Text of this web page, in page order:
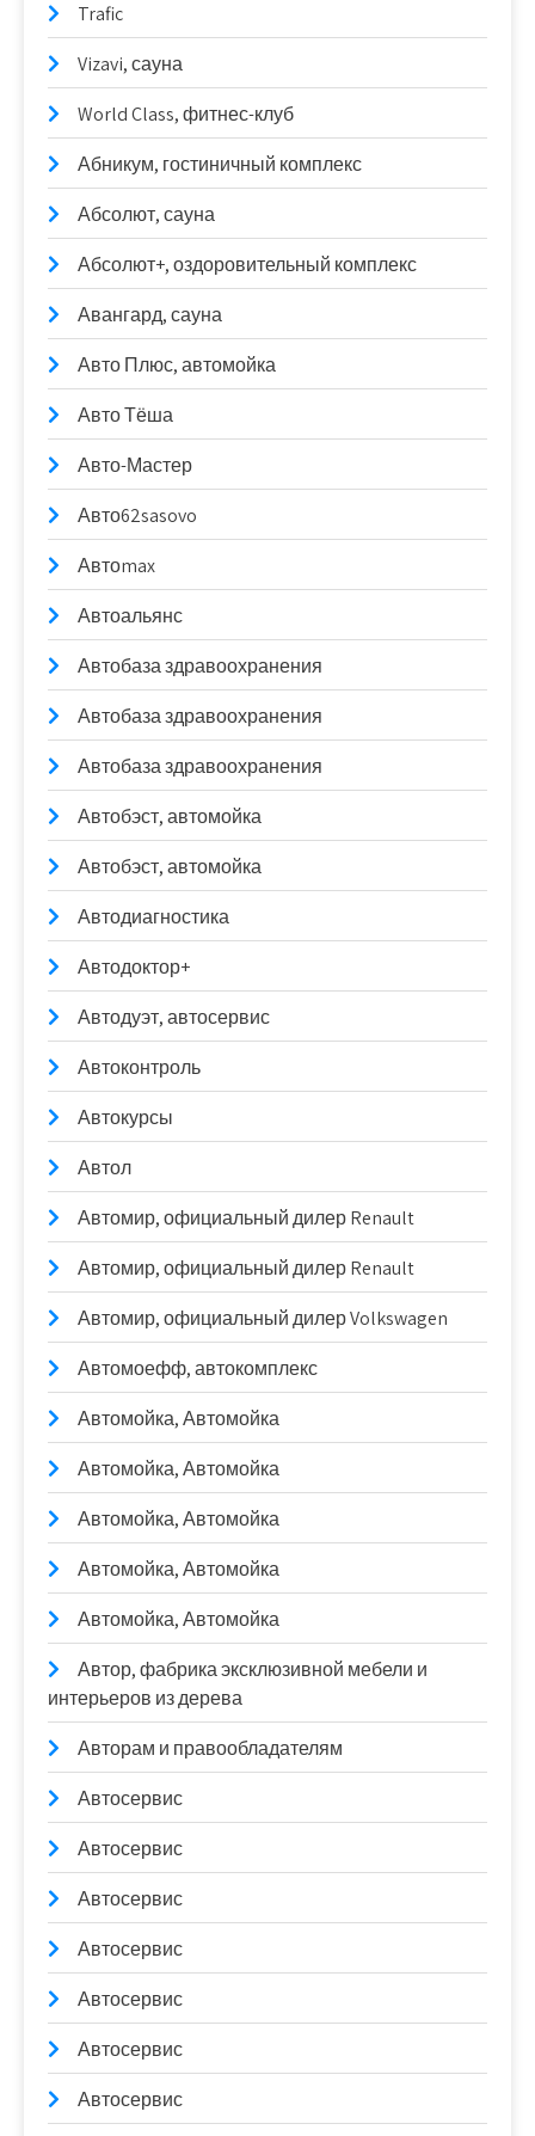
Trafic
Vizavi, сауна
World Class, фитнес-клуб
Абникум, гостиничный комплекс
Абсолют, сауна
Абсолют+, оздоровительный комплекс
Авангард, сауна
Авто Плюс, автомойка
Авто Тёша
Авто-Мастер
Авто62sasovo
Автоmax
Автоальянс
Автобаза здравоохранения
Автобаза здравоохранения
Автобаза здравоохранения
Автобэст, автомойка
Автобэст, автомойка
Автодиагностика
Автодоктор+
Автодуэт, автосервис
Автоконтроль
Автокурсы
Автол
Автомир, официальный дилер Renault
Автомир, официальный дилер Renault
Автомир, официальный дилер Volkswagen
Автомоефф, автокомплекс
Автомойка, Автомойка
Автомойка, Автомойка
Автомойка, Автомойка
Автомойка, Автомойка
Автомойка, Автомойка
Автор, фабрика эксклюзивной мебели и
интерьеров из дерева
Авторам и правообладателям
Автосервис
Автосервис
Автосервис
Автосервис
Автосервис
Автосервис
Автосервис